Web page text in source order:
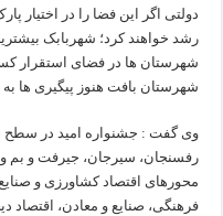
دولتی اگر این فضا را در اختیار
رشد خواهند کرد؛ شهربابک
شهرستان ها در فضای استقرار
شهرستان بافت هنوز پیگیری ها
وی گفت : جشنواره امید در سطح
رفسنجان، سیرجان، جیرفت و بم
محورهای اقتصاد کشاورزی و
فرهنگی، صنایع و معادن،